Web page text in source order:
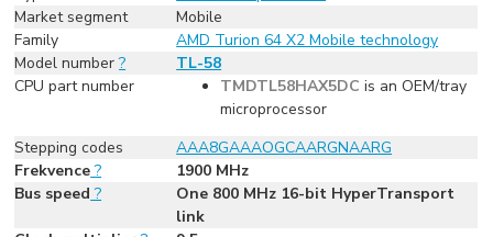
Market segment
Mobile
Family
AMD Turion 64 X2 Mobile technology
Model number?
TL-58
CPU part number
TMDTL58HAX5DC is an OEM/tray
microprocessor
Stepping codes
AAA8GAAAOGCAARGNAARG
Frekvence?
1900 MHz
Bus speed ?
One 800 MHz 16-bit HyperTransport
link